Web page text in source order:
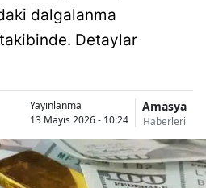
dalgalanma
takibinde. Detaylar
Yayınlanma
13 Mayıs 2026 - 10:24
Amasya
Haberleri